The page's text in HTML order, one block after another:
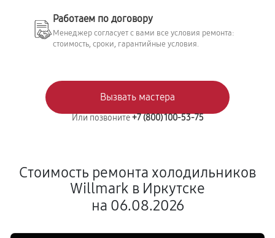
Вызвать мастера
Или позвоните +7 (800) 100-53-75
Работаем по договору
Менеджер согласует с вами все условия ремонта:
стоимость, сроки, гарантийные условия.
Стоимость ремонта холодильников
Willmark в Иркутске
на 06.08.2026